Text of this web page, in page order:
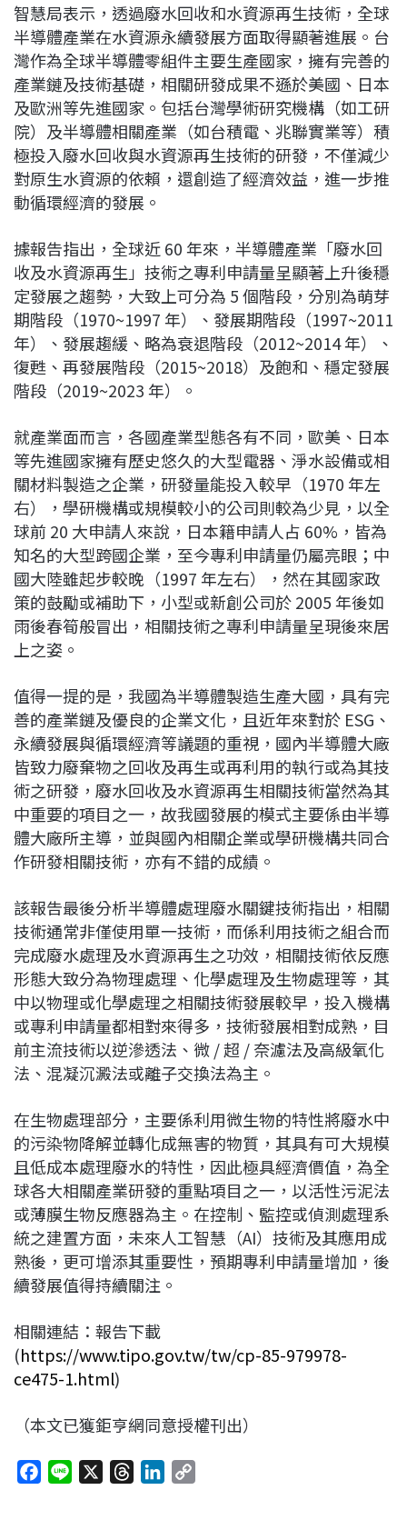
智慧局表示，透過廢水回收和水資源再生技術，全球
半導體產業在水資源永續發展方面取得顯著進展。台
灣作為全球半導體零組件主要生產國家，擁有完善的
產業鏈及技術基礎，相關研發成果不遜於美國、日本
及歐洲等先進國家。包括台灣學術研究機構（如工研
院）及半導體相關產業（如台積電、兆聯實業等）積
極投入廢水回收與水資源再生技術的研發，不僅減少
對原生水資源的依賴，還創造了經濟效益，進一步推
動循環經濟的發展。
據報告指出，全球近 60 年來，半導體產業「廢水回
收及水資源再生」技術之專利申請量呈顯著上升後穩
定發展之趨勢，大致上可分為 5 個階段，分別為萌芽
期階段（1970~1997 年）、發展期階段（1997~2011
年）、發展趨緩、略為衰退階段（2012~2014 年）、
復甦、再發展階段（2015~2018）及飽和、穩定發展
階段（2019~2023 年）。
就產業面而言，各國產業型態各有不同，歐美、日本
等先進國家擁有歷史悠久的大型電器、淨水設備或相
關材料製造之企業，研發量能投入較早（1970 年左
右），學研機構或規模較小的公司則較為少見，以全
球前 20 大申請人來說，日本籍申請人占 60%，皆為
知名的大型跨國企業，至今專利申請量仍屬亮眼；中
國大陸雖起步較晚（1997 年左右），然在其國家政
策的鼓勵或補助下，小型或新創公司於 2005 年後如
雨後春筍般冒出，相關技術之專利申請量呈現後來居
上之姿。
值得一提的是，我國為半導體製造生產大國，具有完
善的產業鏈及優良的企業文化，且近年來對於 ESG、
永續發展與循環經濟等議題的重視，國內半導體大廠
皆致力廢棄物之回收及再生或再利用的執行或為其技
術之研發，廢水回收及水資源再生相關技術當然為其
中重要的項目之一，故我國發展的模式主要係由半導
體大廠所主導，並與國內相關企業或學研機構共同合
作研發相關技術，亦有不錯的成績。
該報告最後分析半導體處理廢水關鍵技術指出，相關
技術通常非僅使用單一技術，而係利用技術之組合而
完成廢水處理及水資源再生之功效，相關技術依反應
形態大致分為物理處理、化學處理及生物處理等，其
中以物理或化學處理之相關技術發展較早，投入機構
或專利申請量都相對來得多，技術發展相對成熟，目
前主流技術以逆滲透法、微 / 超 / 奈濾法及高級氧化
法、混凝沉澱法或離子交換法為主。
在生物處理部分，主要係利用微生物的特性將廢水中
的污染物降解並轉化成無害的物質，其具有可大規模
且低成本處理廢水的特性，因此極具經濟價值，為全
球各大相關產業研發的重點項目之一，以活性污泥法
或薄膜生物反應器為主。在控制、監控或偵測處理系
統之建置方面，未來人工智慧（AI）技術及其應用成
熟後，更可增添其重要性，預期專利申請量增加，後
續發展值得持續關注。
相關連結：報告下載
(https://www.tipo.gov.tw/tw/cp-85-979978-
ce475-1.html)
（本文已獲鉅亨網同意授權刊出）